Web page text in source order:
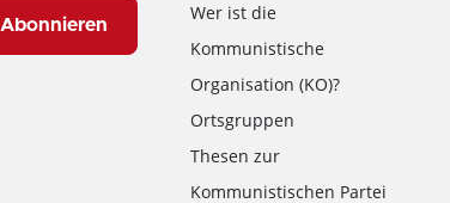
Abonnieren
Wer ist die
Kommunistische
Organisation (KO)?
Ortsgruppen
Thesen zur
Kommunistischen Partei